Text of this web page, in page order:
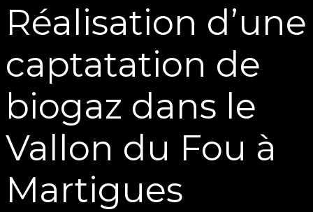
Réalisation d’une
captatation de
biogaz dans le
Vallon du Fou à
Martigues